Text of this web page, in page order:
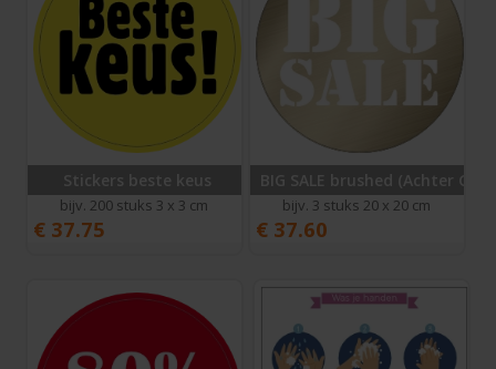
Stickers beste keus
bijv. 200 stuks 3 x 3 cm
€ 37.75
BIG SALE brushed (Achter Glas)
bijv. 3 stuks 20 x 20 cm
€ 37.60